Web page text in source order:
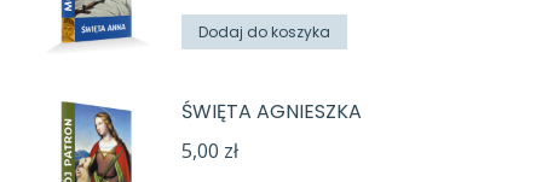
Dodaj do koszyka
ŚWIĘTA AGNIESZKA
5,00 zł